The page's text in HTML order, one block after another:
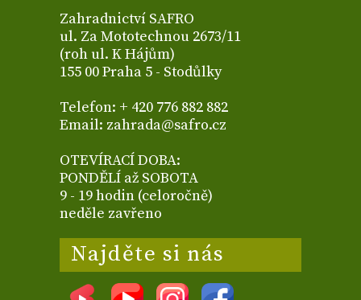
Zahradnictví SAFRO
ul. Za Mototechnou 2673/11
(roh ul. K Hájům)
155 00 Praha 5 - Stodůlky
Telefon: + 420 776 882 882
Email: zahrada@safro.cz
OTEVÍRACÍ DOBA:
PONDĚLÍ až SOBOTA
9 - 19 hodin (celoročně)
neděle zavřeno
Najděte si nás